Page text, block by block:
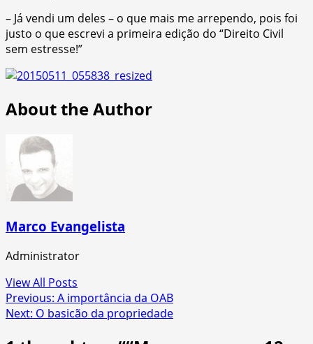
– Já vendi um deles – o que mais me arrependo, pois foi
justo o que escrevi a primeira edição do “Direito Civil
sem estresse!”
About the Author
Marco Evangelista
Administrator
View All Posts
Post
navigation
Previous: A importância da OAB
Next: O basicão da propriedade